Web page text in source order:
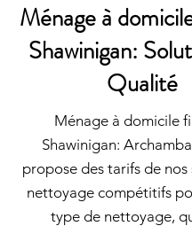
Ménage à
Shawinigan:
Qualité
Ménage à domicile
Shawinigan:
propose des tarifs de nos
nettoyage compétitifs
type de nettoyage,